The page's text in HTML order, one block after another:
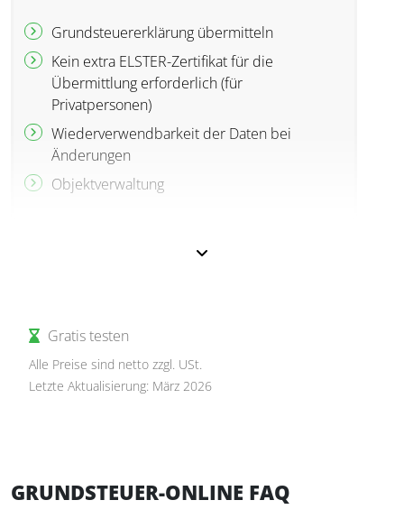
Grundsteuererklärung übermitteln
Kein extra ELSTER-Zertifikat für die
Übermittlung erforderlich (für
Privatpersonen)
Wiederverwendbarkeit der Daten bei
Änderungen
Objektverwaltung
Gratis testen
Alle Preise sind netto zzgl. USt.
Letzte Aktualisierung: März 2026
GRUNDSTEUER-ONLINE FAQ